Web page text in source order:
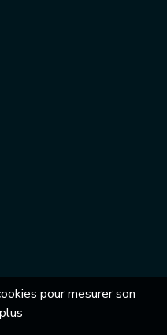
pour mesurer son